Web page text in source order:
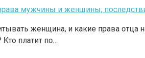
мужчины и женщины,
женщина, и какие права
Кто платит по…